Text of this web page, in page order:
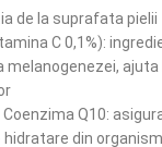
de la suprafata pielii
C 0,1%):
melanogenezei,
Q10:
din